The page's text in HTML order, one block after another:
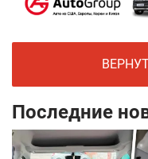
Последние